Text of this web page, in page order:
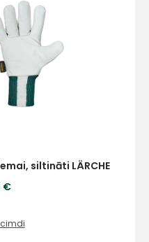
siltināti LÄRCHE
€